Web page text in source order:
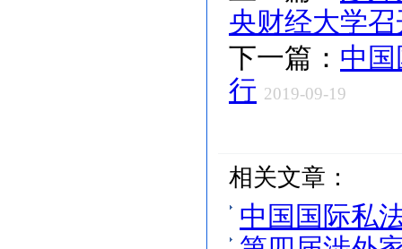
央财经大学召
下一篇： 中
行 2019-09-19
相关文章：
中国国际私